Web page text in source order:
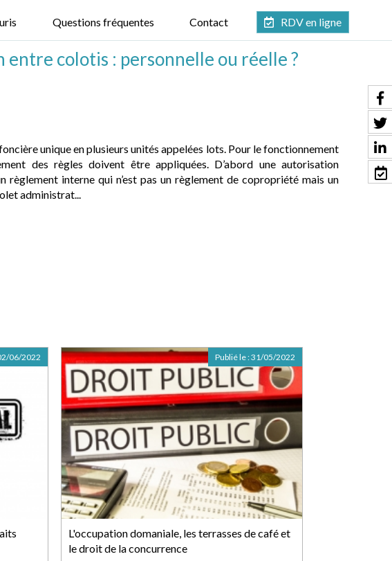
Questions fréquentes Contact RDV en ligne
entre colotis : personnelle ou réelle ?
unique en plusieurs unités appelées lots. Pour le fonctionnement
des règles doivent être appliquées. D’abord une autorisation
règlement interne qui n’est pas un règlement de copropriété mais un
administrat...
06/2022
L'occupation domaniale, les terrasses de café et
le droit de la concurrence
Publié le :31/05/2022